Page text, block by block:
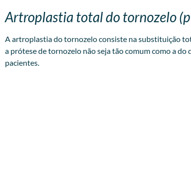
Artroplastia total do tornozelo
A artroplastia do tornozelo consiste na substituição
a prótese de tornozelo não seja tão comum como a
pacientes.